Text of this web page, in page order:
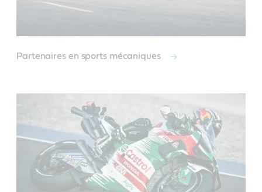
Partenaires en sports mécaniques